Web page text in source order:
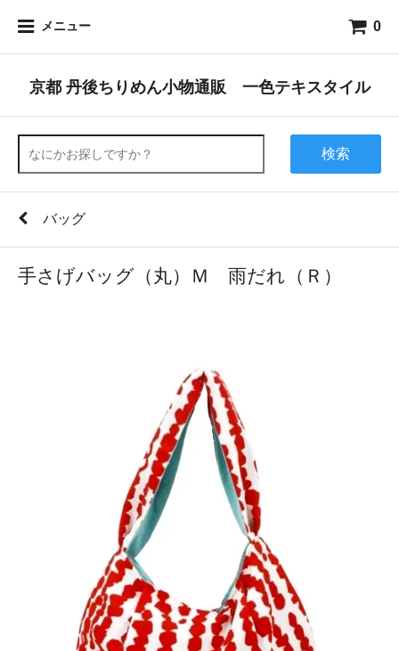
メニュー 0
京都 丹後ちりめん小物通販 一色テキスタイル
検索
バッグ
手さげバッグ（丸）Ｍ 雨だれ（Ｒ）